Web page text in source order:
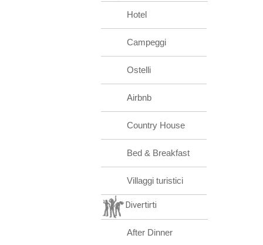
Hotel
Campeggi
Ostelli
Airbnb
Country House
Bed & Breakfast
Villaggi turistici
Divertirti
After Dinner